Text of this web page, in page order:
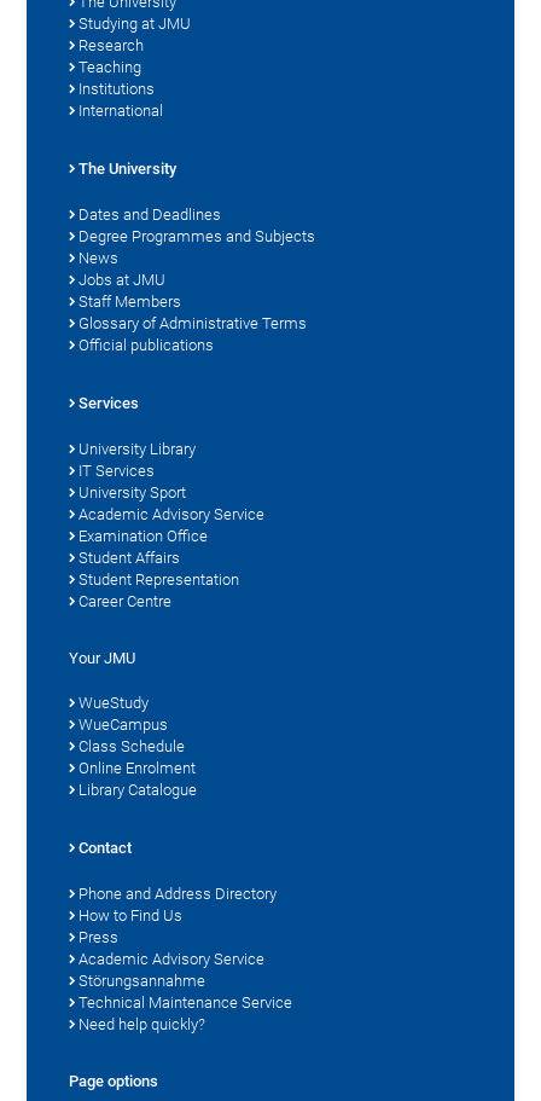
Studying at JMU
Research
Teaching
Institutions
International
The University
Dates and Deadlines
Degree Programmes and Subjects
News
Jobs at JMU
Staff Members
Glossary of Administrative Terms
Official publications
Services
University Library
IT Services
University Sport
Academic Advisory Service
Examination Office
Student Affairs
Student Representation
Career Centre
Your JMU
WueStudy
WueCampus
Class Schedule
Online Enrolment
Library Catalogue
Contact
Phone and Address Directory
How to Find Us
Press
Academic Advisory Service
Störungsannahme
Technical Maintenance Service
Need help quickly?
Page options